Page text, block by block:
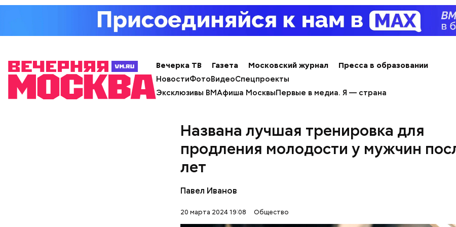
Вечерка ТВ Газета Московский журнал
Пресса в образовании
НовостиФотоВидеоСпецпроекты
Эксклюзивы ВМАфиша МосквыПервые в медиа. Я — страна
Названа лучшая тренировка для
продления молодости у мужчин
лет
Павел Иванов
20 марта 2024 19:08 Общество
Фото: Shutterstock
творогом и сыром, пироги, омлет, запеканка. Щавеля там
используется немного, поэтому никакого вреда от него не
разнообразнее рацион питания человека, тем лучше.